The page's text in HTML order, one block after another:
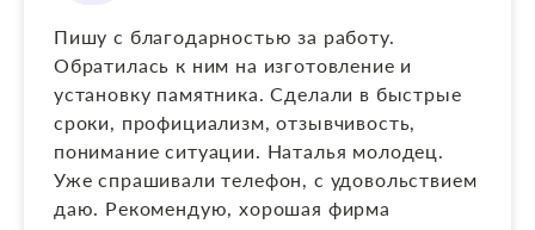
можно работать.
Пишу с благодарностью за работу.
Обратилась к ним на изготовление и
установку памятника. Сделали в быстрые
сроки, профициализм, отзывчивость,
понимание ситуации. Наталья молодец.
Уже спрашивали телефон, с удовольствием
даю. Рекомендую, хорошая фирма